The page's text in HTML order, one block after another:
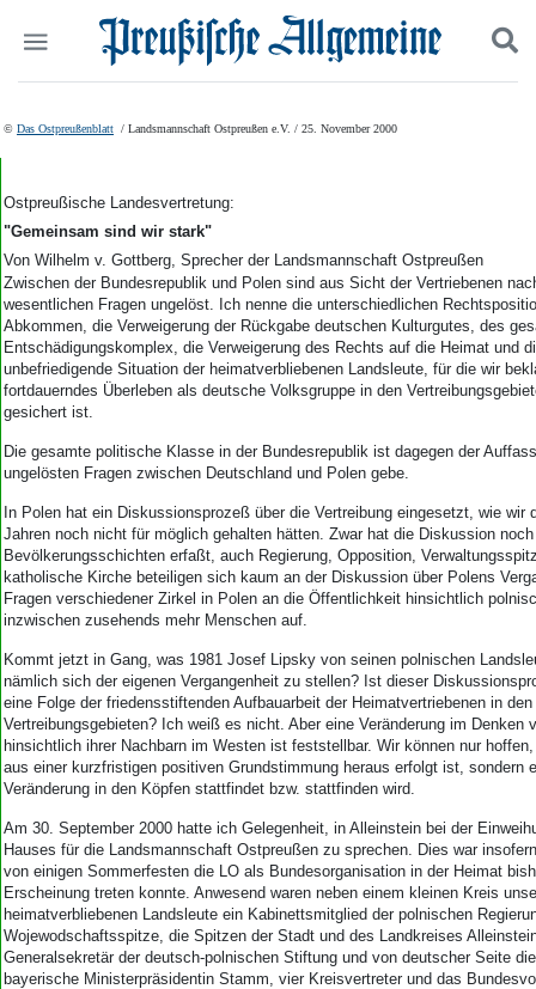
Start
Wer wir sind
Aktuelle Ausgabe
Abonnenten-Login
Abonnent werden
Abo Prämien
Mediadaten
Politik
Panorama
Gesellschaft
Leben
Geschichte
Ostpreußen
Pommern
Berlin-Brandenburg
Schlesien
Bücher
Kontakt
Impressum
Datenschutz
Suchen und finden
© Das Ostpreußenblatt / Landsmannschaft Ostpreußen e.V. / 25. November 2000
Ostpreußische Landesvertretung:
"Gemeinsam sind wir stark"
Von Wilhelm v. Gottberg, Sprecher der Landsmannschaft Ostpreußen
Zwischen der Bundesrepublik und Polen sind aus Sicht der Vertriebenen
wesentlichen Fragen ungelöst. Ich nenne die unterschiedlichen
Abkommen, die Verweigerung der Rückgabe deutschen Kulturgutes, des
Entschädigungskomplex, die Verweigerung des Rechts auf die Heimat und
unbefriedigende Situation der heimatverbliebenen Landsleute, für die wir
fortdauerndes Überleben als deutsche Volksgruppe in den
gesichert ist.
Die gesamte politische Klasse in der Bundesrepublik ist dagegen der
ungelösten Fragen zwischen Deutschland und Polen gebe.
In Polen hat ein Diskussionsprozeß über die Vertreibung eingesetzt, wie wir
Jahren noch nicht für möglich gehalten hätten. Zwar hat die Diskussion
Bevölkerungsschichten erfaßt, auch Regierung, Opposition,
katholische Kirche beteiligen sich kaum an der Diskussion über Polens
Fragen verschiedener Zirkel in Polen an die Öffentlichkeit hinsichtlich
inzwischen zusehends mehr Menschen auf.
Kommt jetzt in Gang, was 1981 Josef Lipsky von seinen polnischen
nämlich sich der eigenen Vergangenheit zu stellen? Ist dieser
eine Folge der friedensstiftenden Aufbauarbeit der Heimatvertriebenen in den
Vertreibungsgebieten? Ich weiß es nicht. Aber eine Veränderung im Denken
hinsichtlich ihrer Nachbarn im Westen ist feststellbar. Wir können nur
aus einer kurzfristigen positiven Grundstimmung heraus erfolgt ist, sondern
Veränderung in den Köpfen stattfindet bzw. stattfinden wird.
Am 30. September 2000 hatte ich Gelegenheit, in Alleinstein bei der
Hauses für die Landsmannschaft Ostpreußen zu sprechen. Dies war
von einigen Sommerfesten die LO als Bundesorganisation in der Heimat
Erscheinung treten konnte. Anwesend waren neben einem kleinen Kreis
heimatverbliebenen Landsleute ein Kabinettsmitglied der polnischen
Wojewodschaftsspitze, die Spitzen der Stadt und des Landkreises
Generalsekretär der deutsch-polnischen Stiftung und von deutscher Seite
bayerische Ministerpräsidentin Stamm, vier Kreisvertreter und das